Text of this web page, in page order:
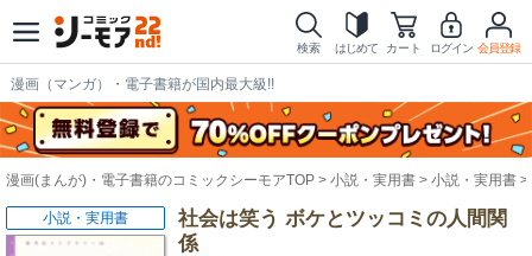
検索 はじめて カート ログイン 会員登録
漫画（マンガ）・電子書籍が国内最大級!!
漫画(まんが)・電子書籍のコミックシーモアTOP 小説・実用書 小説・実用書
社会は笑う ボケとツッコミの人間関
係
小説・実用書